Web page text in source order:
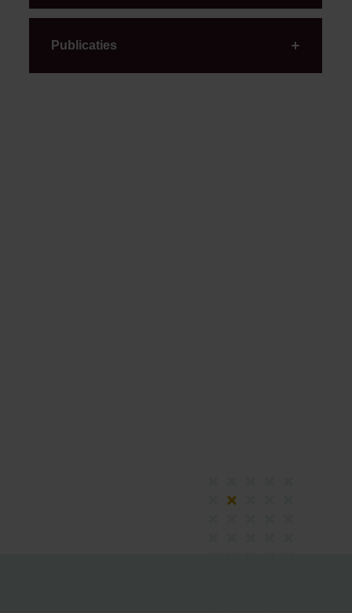
Lexence heeft Building Beyond Technology Group
Publicaties